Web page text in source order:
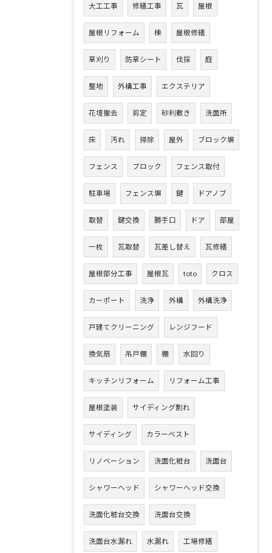
大工工事 修繕工事 瓦 屋根
屋根リフォーム 棟 屋根修繕
草刈り 防草シート 伐採 庭
整地 外構工事 エクステリア
花壇撤去 剪定 砂利敷き 洗面所
床 汚れ 掃除 屋外 ブロック塀
フェンス ブロック フェンス取付
駐車場 フェンス塀 鍵 ドアノブ
取替 鍵交換 勝手口 ドア 部屋
一枚 瓦取替 瓦差し替え 瓦修繕
屋根部分工事 屋根瓦 toto クロス
カーポート 洗浄 外構 外構洗浄
戸建てクリーニング レンジフード
換気扇 吊戸棚 棚 水回り
キッチンリフォーム リフォーム工事
屋根塗装 サイディング割れ
サイディング カラーベスト
リノベーション 洗面化粧台 洗面台
シャワーヘッド シャワーヘッド交換
洗面化粧台交換 洗面台交換
洗面台水漏れ 水漏れ 工場修繕